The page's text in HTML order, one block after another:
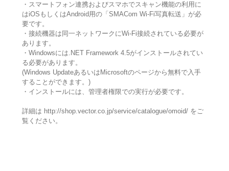
・スマートフォン連携およびスマホでスキャン機能の利用に
はiOSもしくはAndroid用の「SMACom Wi-Fi写真転送」が必
要です。
・接続機器は同一ネットワークにWi-Fi接続されている必要が
あります。
・Windowsには.NET Framework 4.5がインストールされてい
る必要があります。
(Windows UpdateあるいはMicrosoftのページから無料で入手
することができます。)
・インストールには、管理者権限での実行が必要です。
詳細は http://shop.vector.co.jp/service/catalogue/omoid/ をご
覧ください。